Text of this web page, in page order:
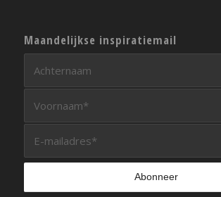
Maandelijkse inspiratiemail